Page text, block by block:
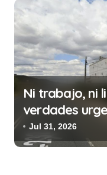
c
i
ó
n
e
n
Ni trabajo, ni
verdades
de la
Jul 31, 2026